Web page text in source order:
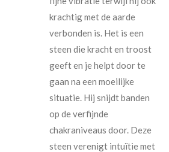
krachtig met de aarde
verbonden is. Het is een
steen die kracht en troost
geeft en je helpt door te
gaan na een moeilijke
situatie. Hij snijdt banden
op de verfijnde
chakraniveaus door. Deze
steen verenigt intuïtie met